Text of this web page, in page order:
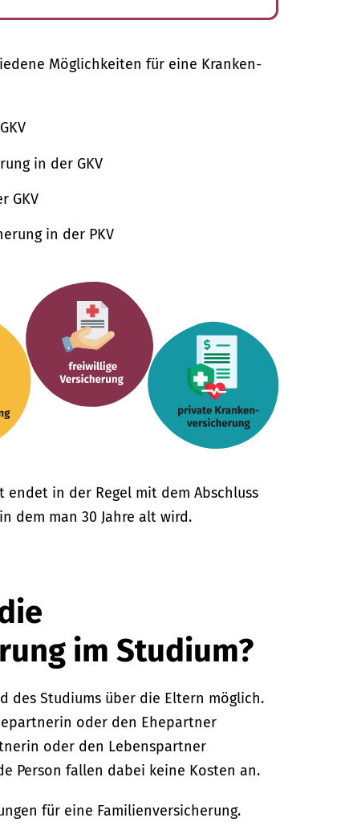
Möglichkeiten für eine Kranken-
in der GKV
GKV
in der PKV
in der Regel mit dem Abschluss
dem man 30 Jahre alt wird.
im Studium?
des Studiums über die Eltern möglich.
oder den Ehepartner
oder den Lebenspartner
Person fallen dabei keine Kosten an.
für eine Familienversicherung.